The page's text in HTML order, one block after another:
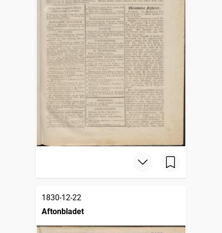
1830-12-22
Aftonbladet